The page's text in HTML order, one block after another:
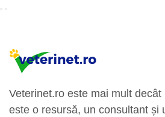
Veterinet.ro este mai mult
este o resursă, un consultant și